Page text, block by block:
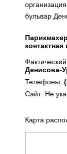
бульвар
Денисова-
Телефоны:
Сайт: Не
Карта